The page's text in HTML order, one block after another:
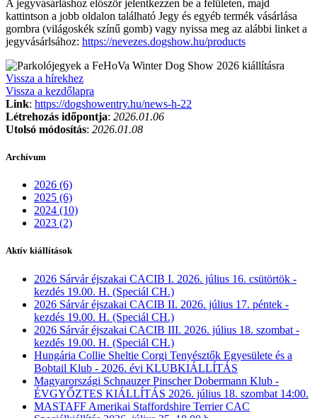
A jegyvásárláshoz először jelentkezzen be a felületen, majd
kattintson a jobb oldalon található Jegy és egyéb termék vásárlása
gombra (világoskék színű gomb) vagy nyissa meg az alábbi linket a
jegyvásárlsához: https://nevezes.dogshow.hu/products
Vissza a hírekhez
Vissza a kezdőlapra
Link: https://dogshowentry.hu/news-h-22
Létrehozás időpontja: 2026.01.06
Utolsó módosítás: 2026.01.08
Archívum
2026 (6)
2025 (6)
2024 (10)
2023 (2)
Aktív kiállítások
2026 Sárvár éjszakai CACIB I. 2026. július 16. csütörtök -
kezdés 19.00. H. (Speciál CH.)
2026 Sárvár éjszakai CACIB II. 2026. július 17. péntek -
kezdés 19.00. H. (Speciál CH.)
2026 Sárvár éjszakai CACIB III. 2026. július 18. szombat -
kezdés 19.00. H. (Speciál CH.)
Hungária Collie Sheltie Corgi Tenyésztők Egyesülete és a
Bobtail Klub - 2026. évi KLUBKIÁLLÍTÁS
Magyarországi Schnauzer Pinscher Dobermann Klub -
ÉVGYŐZTES KIÁLLÍTÁS 2026. július 18. szombat 14:00.
MASTAFF Amerikai Staffordshire Terrier CAC